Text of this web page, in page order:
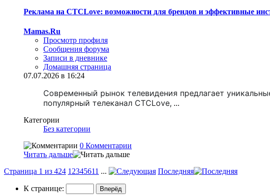
Реклама на СТСLove: возможности для брендов и эффективные
Mamas.Ru
Просмотр профиля
Сообщения форума
Записи в дневнике
Домашняя страница
07.07.2026 в 16:24
Современный рынок телевидения предлагает
популярный телеканал СТСLove, ...
Категории
Без категории
0 Комментарии
Читать дальше
Страница 1 из 424 1 2345611 ... Последняя
К странице: